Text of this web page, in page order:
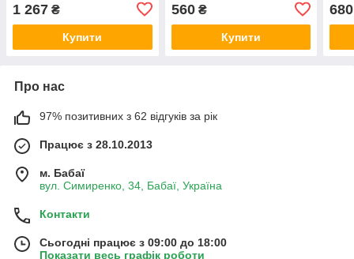
1 267 ₴
Купити
560₴
Купити
680
Про нас
97% позитивних з 62 відгуків за рік
Працює з 28.10.2013
м. Бабаї
вул. Симиренко, 34, Бабаї, Україна
Контакти
Сьогодні працює з 09:00 до 18:00
Показати весь графік роботи